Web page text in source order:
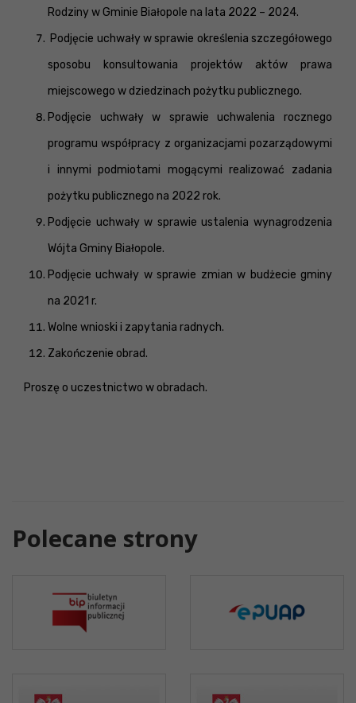
Rodziny w Gminie Białopole na lata 2022 – 2024.
Podjęcie uchwały w sprawie określenia szczegółowego
sposobu konsultowania projektów aktów prawa
miejscowego w dziedzinach pożytku publicznego.
Podjęcie uchwały w sprawie uchwalenia rocznego
programu współpracy z organizacjami pozarządowymi
i innymi podmiotami mogącymi realizować zadania
pożytku publicznego na 2022 rok.
Podjęcie uchwały w sprawie ustalenia wynagrodzenia
Wójta Gminy Białopole.
Podjęcie uchwały w sprawie zmian w budżecie gminy
na 2021 r.
Wolne wnioski i zapytania radnych.
Zakończenie obrad.
Proszę o uczestnictwo w obradach.
Polecane strony